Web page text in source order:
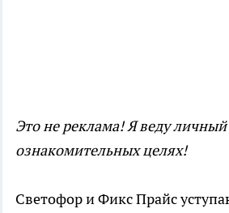
Это не реклама! Я веду личный
ознакомительных целях!
Светофор и Фикс Прайс